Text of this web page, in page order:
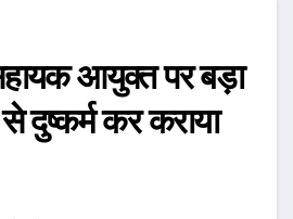
आयुक्त पर बड़ा
दुष्कर्म कर कराया